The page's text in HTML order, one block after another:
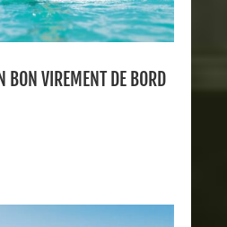
BON VIREMENT DE BORD